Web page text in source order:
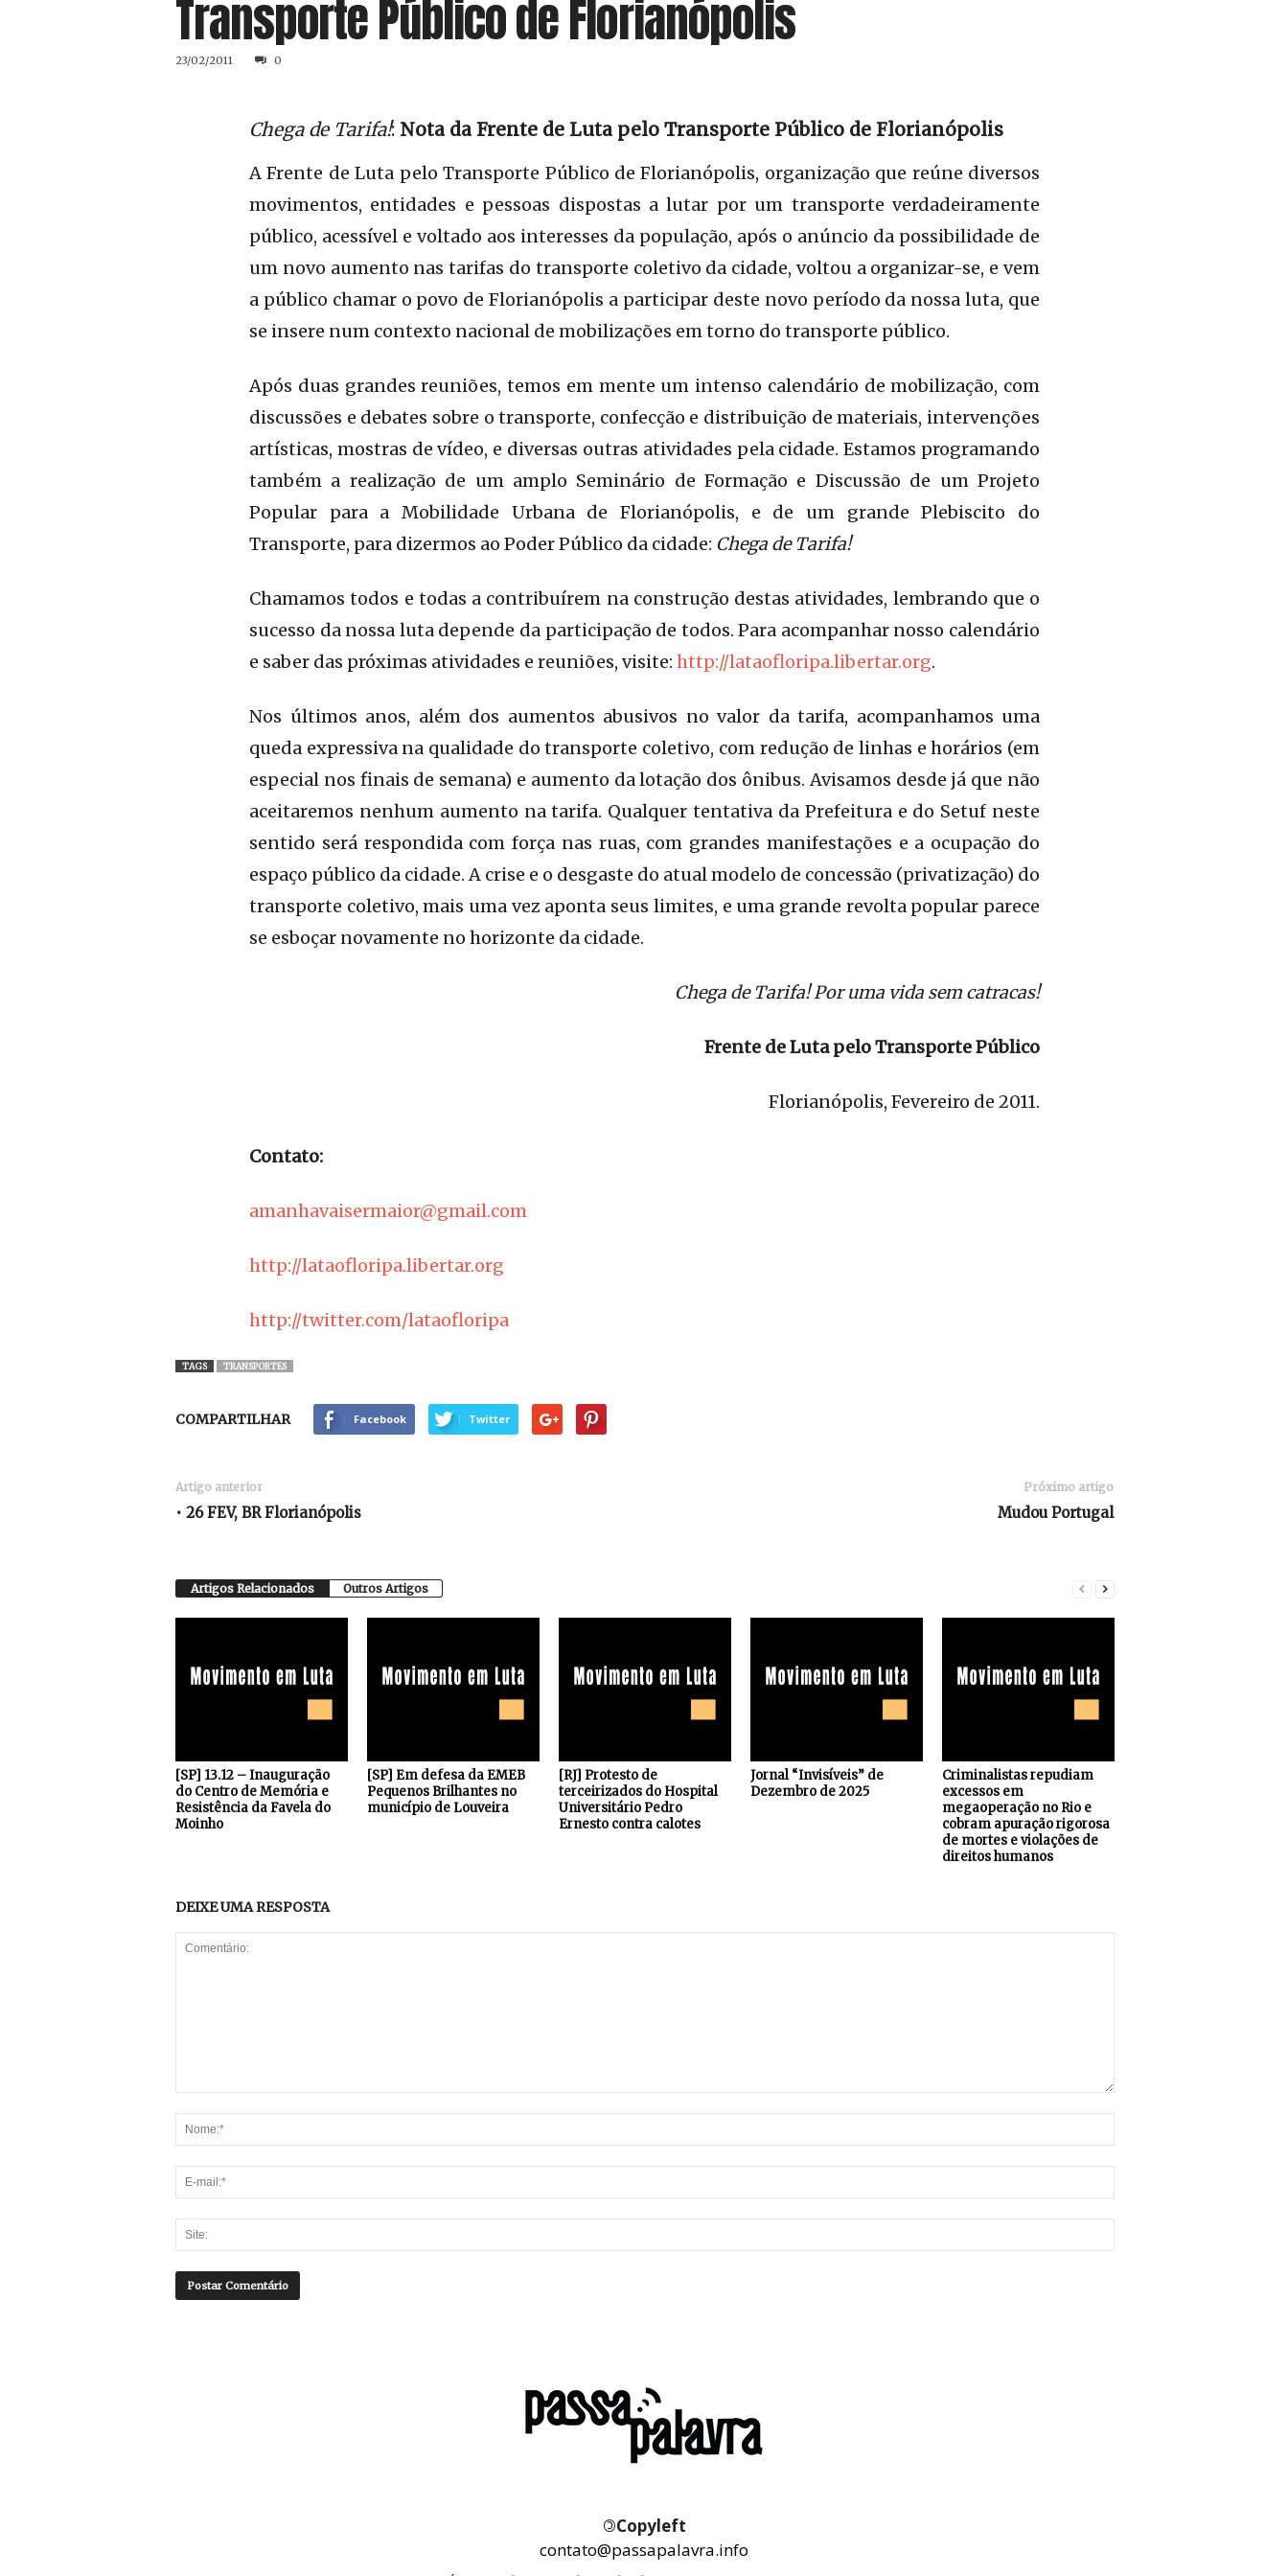
Transporte Público de Florianópolis
23/02/2011 0
Chega de Tarifa!: Nota da Frente de Luta pelo Transporte Público de Florianópolis
A Frente de Luta pelo Transporte Público de Florianópolis, organização que reúne diversos
movimentos, entidades e pessoas dispostas a lutar por um transporte verdadeiramente
público, acessível e voltado aos interesses da população, após o anúncio da possibilidade de
um novo aumento nas tarifas do transporte coletivo da cidade, voltou a organizar-se, e vem
a público chamar o povo de Florianópolis a participar deste novo período da nossa luta, que
se insere num contexto nacional de mobilizações em torno do transporte público.
Após duas grandes reuniões, temos em mente um intenso calendário de mobilização, com
discussões e debates sobre o transporte, confecção e distribuição de materiais, intervenções
artísticas, mostras de vídeo, e diversas outras atividades pela cidade. Estamos programando
também a realização de um amplo Seminário de Formação e Discussão de um Projeto
Popular para a Mobilidade Urbana de Florianópolis, e de um grande Plebiscito do
Transporte, para dizermos ao Poder Público da cidade: Chega de Tarifa!
Chamamos todos e todas a contribuírem na construção destas atividades, lembrando que o
sucesso da nossa luta depende da participação de todos. Para acompanhar nosso calendário
e saber das próximas atividades e reuniões, visite: http://lataofloripa.libertar.org.
Nos últimos anos, além dos aumentos abusivos no valor da tarifa, acompanhamos uma
queda expressiva na qualidade do transporte coletivo, com redução de linhas e horários (em
especial nos finais de semana) e aumento da lotação dos ônibus. Avisamos desde já que não
aceitaremos nenhum aumento na tarifa. Qualquer tentativa da Prefeitura e do Setuf neste
sentido será respondida com força nas ruas, com grandes manifestações e a ocupação do
espaço público da cidade. A crise e o desgaste do atual modelo de concessão (privatização) do
transporte coletivo, mais uma vez aponta seus limites, e uma grande revolta popular parece
se esboçar novamente no horizonte da cidade.
Chega de Tarifa! Por uma vida sem catracas!
Frente de Luta pelo Transporte Público
Florianópolis, Fevereiro de 2011.
Contato:
amanhavaisermaior@gmail.com
http://lataofloripa.libertar.org
http://twitter.com/lataofloripa
TAGS TRANSPORTES
COMPARTILHAR Facebook Twitter
Artigo anterior
• 26 FEV, BR Florianópolis
Próximo artigo
Mudou Portugal
Artigos Relacionados Outros Artigos
[SP] 13.12 – Inauguração
do Centro de Memória e
Resistência da Favela do
Moinho
[SP] Em defesa da EMEB
Pequenos Brilhantes no
município de Louveira
[RJ] Protesto de
terceirizados do Hospital
Universitário Pedro
Ernesto contra calotes
Jornal “Invisíveis” de
Dezembro de 2025
Criminalistas repudiam
excessos em
megaoperação no Rio e
cobram apuração rigorosa
de mortes e violações de
direitos humanos
DEIXE UMA RESPOSTA
©Copyleft
contato@passapalavra.info